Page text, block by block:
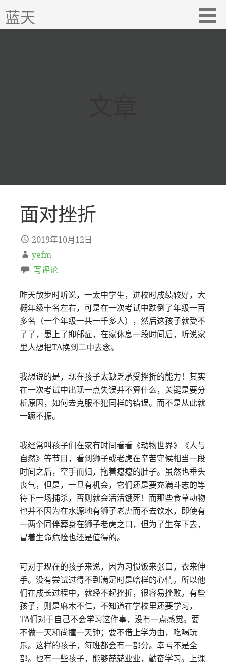
至
内
蓝天
面对挫折
2019年10月12日
yefm
写评论
昨天散步时听说，一太中学生，进校时成绩较好，大
概年级十名左右，可是在一次考试中跌倒了年级一百
多名（一个年级一共一千多人），然后这孩子就受不
了了，患上了抑郁症，在家休息一段时间后，听说家
里人想把TA换到二中去念。
我想说的是，现在孩子太缺乏承受挫折的能力！其实
在一次考试中出现一点失误并不算什么，关键是要分
析原因，如何去克服不犯同样的错误。而不是从此就
一蹶不振。
我经常叫孩子们在家有时间看看《动物世界》《人与
自然》等节目，看到狮子或老虎在辛苦守候相当一段
时间之后，空手而归，拖着瘪瘪的肚子。虽然也垂头
丧气，但是，一旦有机会，它们还是要充满斗志的等
待下一场捕杀，否则就会活活饿死！而那些食草动物
也并不因为在水源地有狮子老虎而不去饮水，即使有
一两个同伴葬身在狮子老虎之口，但为了生存下去，
冒着生命危险也还是值得的。
可对于现在的孩子来说，因为习惯饭来张口，衣来伸
手。没有尝试过得不到满足时是啥样的心情。所以他
们在成长过程中，就经不起挫折，很容易挫败。有些
孩子，则是麻木不仁，不知道在学校里还要学习，
TA们对于自己不会学习这件事，没有一点感觉。要
不做一天和尚撞一天钟；要不借上学为由，吃喝玩
乐。这样的孩子，每班都会有一部分。幸亏不是全
部。也有一些孩子，能够兢兢业业，勤奋学习。上课